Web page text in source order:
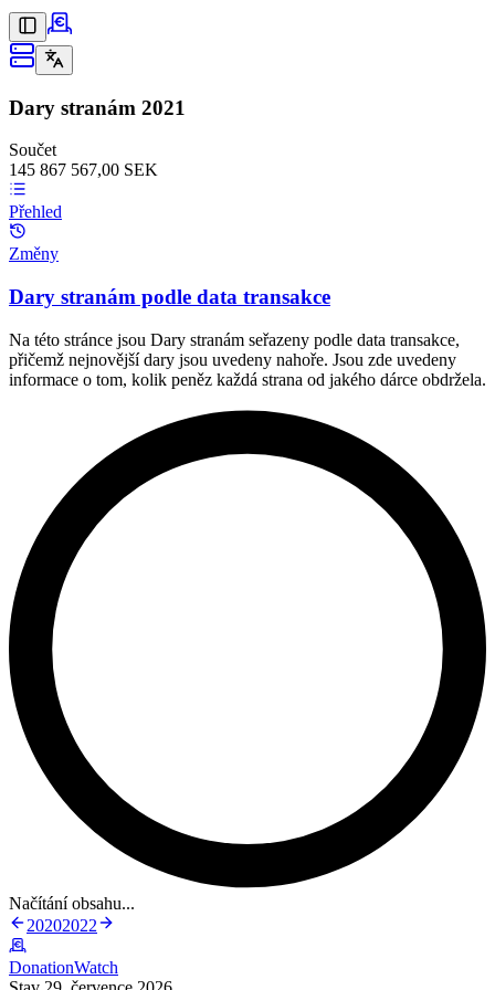
Dary stranám 2021
Součet
145 867 567,00 SEK
Přehled
Změny
Dary stranám podle data transakce
Na této stránce jsou Dary stranám seřazeny podle data transakce,
přičemž nejnovější dary jsou uvedeny nahoře. Jsou zde uvedeny
informace o tom, kolik peněz každá strana od jakého dárce obdržela.
Načítání obsahu...
20202022
DonationWatch